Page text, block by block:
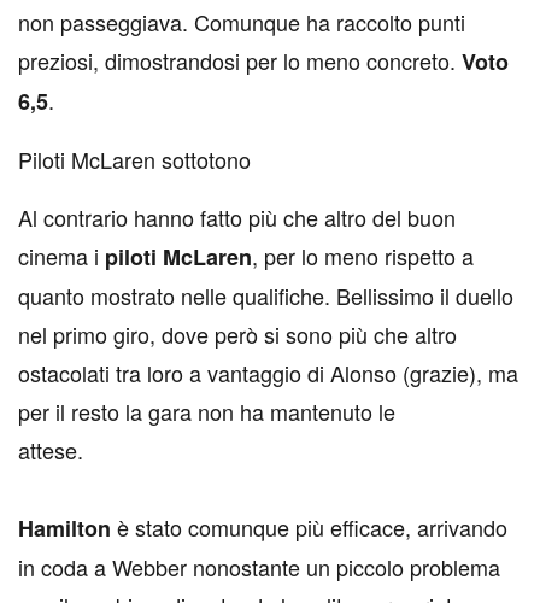
non passeggiava. Comunque ha raccolto punti
preziosi, dimostrandosi per lo meno concreto. Voto
6,5.
Piloti McLaren sottotono
Al contrario hanno fatto più che altro del buon
cinema i piloti McLaren, per lo meno rispetto a
quanto mostrato nelle qualifiche. Bellissimo il duello
nel primo giro, dove però si sono più che altro
ostacolati tra loro a vantaggio di Alonso (grazie), ma
per il resto la gara non ha mantenuto le
attese.
Hamilton è stato comunque più efficace, arrivando
in coda a Webber nonostante un piccolo problema